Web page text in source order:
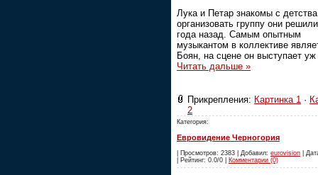
Лука и Петар знакомы с
организовать группу они
года назад. Самым опытным
музыкантом в коллективе
Боян, на сцене он выступает уж
Читать дальше »
Прикрепления: Картинка 1 ·
2
Категория:
Евровидение Черногория
| Просмотров: 2383 | Добавил: eurovision |
| Рейтинг: 0.0/0 | Комментарии (0)